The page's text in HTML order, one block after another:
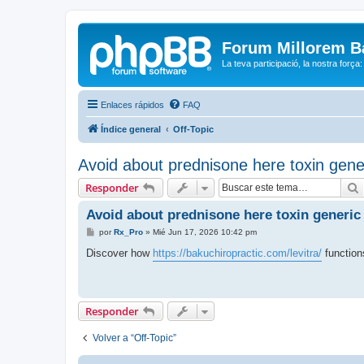
Forum Millorem
La teva participació, la nostra
Enlaces rápidos FAQ
Índice general Off-Topic
Avoid about prednisone here toxin
Responder
Avoid about prednisone here toxin
M
n
porRx_Pro» Mié Jun 17, 2026 10:42 pm
Discover how https://bakuchiropractic.com/levitra/
Responder
Volver a “Off-Topic”